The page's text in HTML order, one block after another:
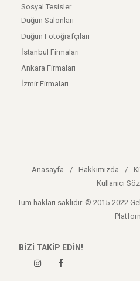
Sosyal Tesisler
Düğün Salonları
Düğün Fotoğrafçıları
İstanbul Firmaları
Ankara Firmaları
İzmir Firmaları
Anasayfa / Hakkımızda /
Kullanıcı
Tüm hakları saklıdır. © 2015-2022
BİZİ TAKİP EDİN!